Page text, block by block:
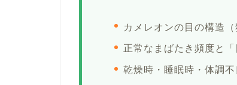
カメレオンの目の構造
正常なまばたき頻度と
乾燥時・睡眠時・体調